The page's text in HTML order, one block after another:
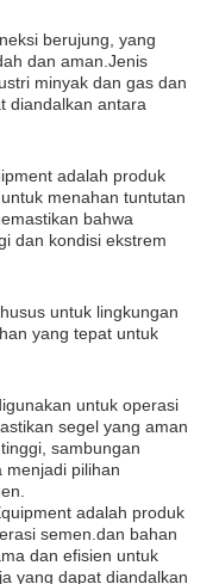
berujung, yang
dan aman.Jenis
minyak dan gas dan
diandalkan antara
adalah produk
menahan tuntutan
bahwa
dan kondisi ekstrem
untuk lingkungan
yang tepat untuk
untuk operasi
segel yang aman
sambungan
menjadi pilihan
adalah produk
semen.dan bahan
dan efisien untuk
yang dapat diandalkan